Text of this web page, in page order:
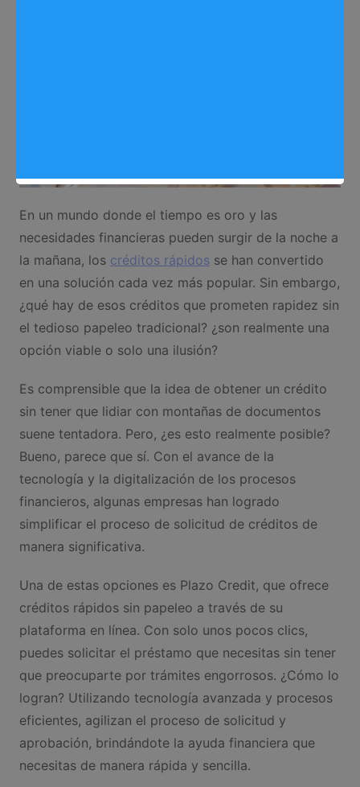
En un mundo donde el tiempo es oro y las
necesidades financieras pueden surgir de la noche a
la mañana, los créditos rápidosse han convertido
en una solución cada vez más popular. Sin embargo,
¿qué hay de esos créditos que prometen rapidez sin
el tedioso papeleo tradicional? ¿son realmente una
opción viable o solo una ilusión?
Es comprensible que la idea de obtener un crédito
sin tener que lidiar con montañas de documentos
suene tentadora. Pero, ¿es esto realmente posible?
Bueno, parece que sí. Con el avance de la
tecnología y la digitalización de los procesos
financieros, algunas empresas han logrado
simplificar el proceso de solicitud de créditos de
manera significativa.
Una de estas opciones es Plazo Credit, que ofrece
créditos rápidos sin papeleo a través de su
plataforma en línea. Con solo unos pocos clics,
puedes solicitar el préstamo que necesitas sin tener
que preocuparte por trámites engorrosos. ¿Cómo lo
logran? Utilizando tecnología avanzada y procesos
eficientes, agilizan el proceso de solicitud y
aprobación, brindándote la ayuda financiera que
necesitas de manera rápida y sencilla.